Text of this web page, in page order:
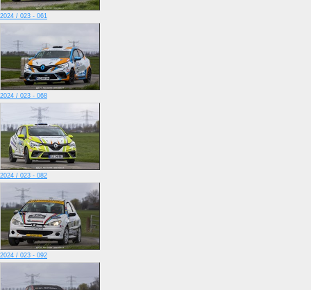
2024 / 023 - 061
2024 / 023 - 068
2024 / 023 - 082
2024 / 023 - 092